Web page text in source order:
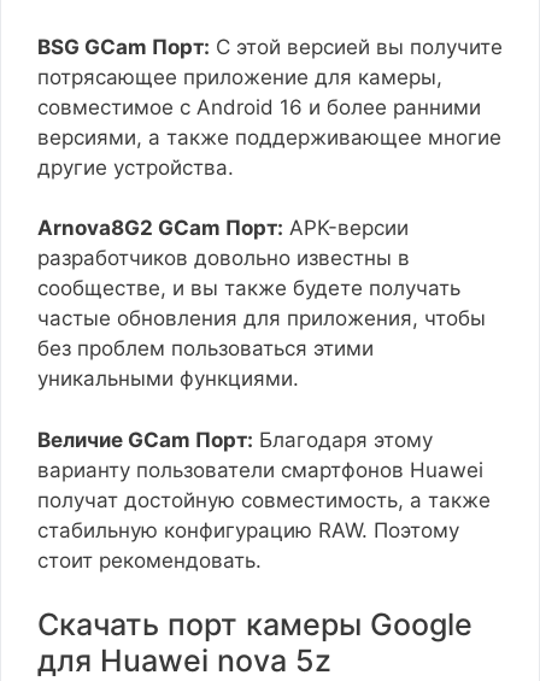
BSG GCam Порт: С этой версией вы получите
потрясающее приложение для камеры,
совместимое с Android 16 и более ранними
версиями, а также поддерживающее многие
другие устройства.
Arnova8G2 GCam Порт: APK-версии
разработчиков довольно известны в
сообществе, и вы также будете получать
частые обновления для приложения, чтобы
без проблем пользоваться этими
уникальными функциями.
Величие GCam Порт: Благодаря этому
варианту пользователи смартфонов Huawei
получат достойную совместимость, а также
стабильную конфигурацию RAW. Поэтому
стоит рекомендовать.
Скачать порт камеры Google
для Huawei nova 5z